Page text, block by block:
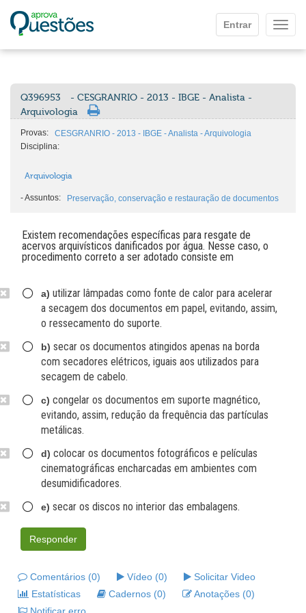
Entrar
Q396953
- CESGRANRIO - 2013 - IBGE - Analista -
Arquivologia
Provas:
CESGRANRIO - 2013 - IBGE - Analista - Arquivologia
Disciplina:
Arquivologia
-Assuntos: Preservação, conservação e restauração de documentos
Existem recomendações específicas para resgate de
acervos arquivísticos danificados por água. Nesse caso, o
procedimento correto a ser adotado consiste em
a) utilizar lâmpadas como fonte de calor para acelerar
a secagem dos documentos em papel, evitando, assim,
o ressecamento do suporte.
b) secar os documentos atingidos apenas na borda
com secadores elétricos, iguais aos utilizados para
secagem de cabelo.
c) congelar os documentos em suporte magnético,
evitando, assim, redução da frequência das partículas
metálicas.
d) colocar os documentos fotográficos e películas
cinematográficas encharcadas em ambientes com
desumidificadores.
e) secar os discos no interior das embalagens.
Responder
Comentários (0) Vídeo (0)
Solicitar Video
Estatísticas
Cadernos (0)
Anotações (0)